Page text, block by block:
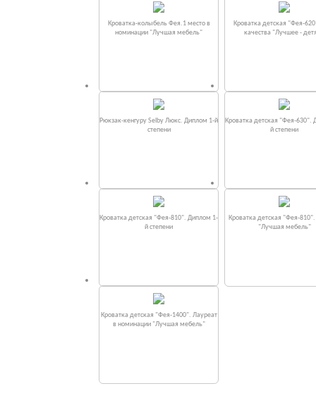
Кроватка-колыбель Фея.1 место в
номинации "Лучшая мебель"
Кроватка детская "Фея-
качества "Лучшее -
Рюкзак-кенгуру Selby Люкс. Диплом 1-й
степени
Кроватка детская "Фея-630".
й степени
Кроватка детская "Фея-810". Диплом 1-
й степени
Кроватка детская "Фея-
"Лучшая мебель"
Кроватка детская "Фея-1400". Лауреат
в номинации "Лучшая мебель"